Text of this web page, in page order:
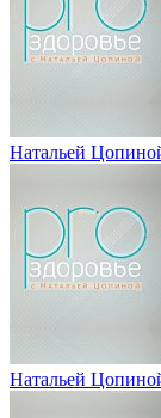
Натальей
Натальей